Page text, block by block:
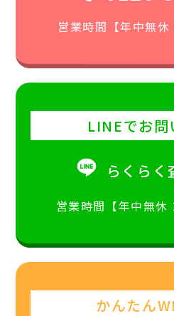
営業時間【年中無休
LINEでお問
らくらく
営業時間【年中無休
かんたん